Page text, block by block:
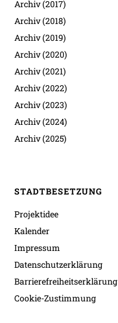
Archiv (2017)
Archiv (2018)
Archiv (2019)
Archiv (2020)
Archiv (2021)
Archiv (2022)
Archiv (2023)
Archiv (2024)
Archiv (2025)
STADTBESETZUNG
Projektidee
Kalender
Impressum
Datenschutzerklärung
Barrierefreiheitserklärung
Cookie-Zustimmung